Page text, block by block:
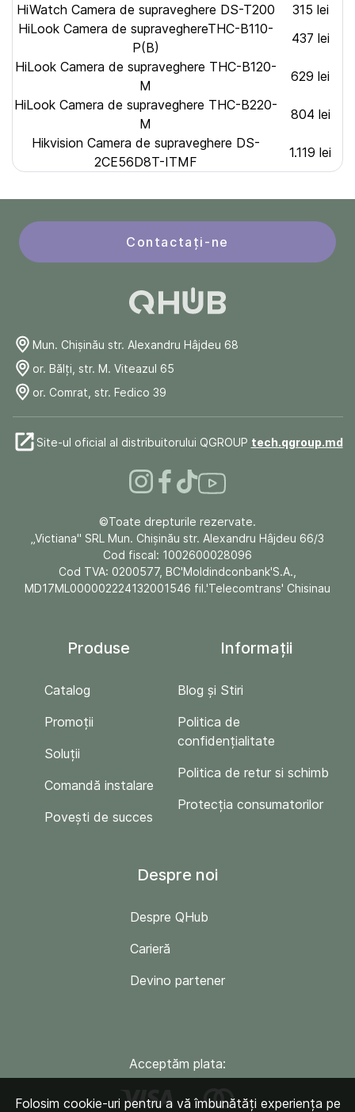
HiWatch Camera de supraveghere DS-T200
315 lei
HiLook Camera de supraveghereTHC-B110-
P(B)
437 lei
HiLook Camera de supraveghere THC-B120-
M
629 lei
HiLook Camera de supraveghere THC-B220-
M
804 lei
Hikvision Camera de supraveghere DS-
2CE56D8T-ITMF
1.119 lei
Contactați-ne
Mun. Chişinău str. Alexandru Hâjdeu 68
or. Bălți, str. M. Viteazul 65
or. Comrat, str. Fedico 39
Site-ul oficial al distribuitorului QGROUP tech.qgroup.md
©Toate drepturile rezervate.
„Victiana" SRL Mun. Chişinău str. Alexandru Hâjdeu 66/3
Cod fiscal: 1002600028096
Cod TVA: 0200577, BC'Moldindconbank'S.A.,
MD17ML000002224132001546 fil.'Telecomtrans' Chisinau
Produse
Catalog
Promoții
Soluții
Comandă instalare
Povești de succes
Informații
Blog și Stiri
Politica de
confidențialitate
Politica de retur si schimb
Protecția consumatorilor
Despre noi
Despre QHub
Carieră
Devino partener
Acceptăm plata:
Folosim cookie-uri pentru a vă îmbunătăți experiența pe